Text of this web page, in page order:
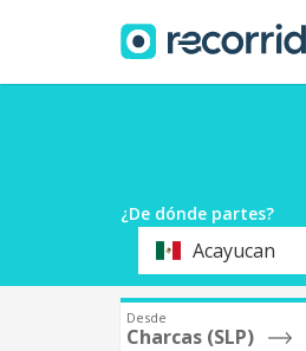
¿De dónde partes?
OrigenAcayucan
Desde
Charcas (SLP)